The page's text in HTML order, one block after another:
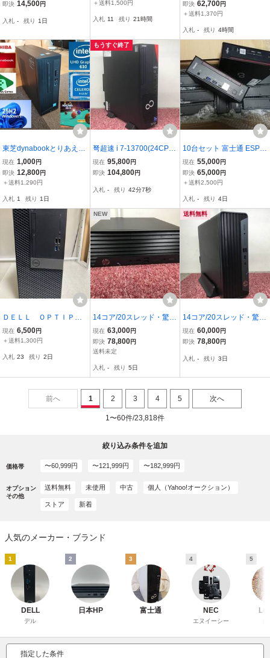
使用OK #B92
即決 14,500円
入札 - 残り 1日
＋送料1,500円
入札 11 残り 21時間
富士通 ESPRIMO D6012/
Hz Windows11 pro 64bit
即決 62,700円
＋送料1,370円
入札 - 残り 4時間
東芝dynabookとりあえず
正規のWindows11パソコ
ン快適動作品その①
現在 1,000円
即決 12,800円
＋送料1,290円
入札 1 残り 1日
もうすぐ終了
弩超速 i 7-13700(24CPU)
+大容量ストレージ+初期
設定済み★D7012/NX★C
SD512GB+HDD1TB★Wi
nal
現在 95,800円
即決 104,800円
入札 - 残り 42分6秒
10台セット 富士通 ESPRI
MO Q7010/E /第10世代/
CPU.メモリ.SSD 無し/ 通
電・BIOS確認OK / 現状品
現在 55,000円
即決 65,000円
＋送料2,500円
入札 - 残り 4日
ＤＥＬＬ ＯＰＴＩＰＬ
ＥＸ ７０６０ＭＴ ｉ
５－８５００ ２４０Ｇ
現在 6,500円
＋送料1,300円
入札 23 残り 2日
NEW
14コア/20スレッド・驚
速！13世代★HP Pro SFF
400 G9②★Core i 5-1350
0+M8GB★SSD256GB+H
021Proplus
現在 63,000円
即決 78,800円
送料未定
入札 - 残り 5日
送料無料
14コア/20スレッド・驚
速！13世代★HP Pro SFF
400 G9★Core i 5-13500
DD2.0TB+Win11+office2
現在 60,000円
即決 78,800円
入札 - 残り 3日
前へ 1 2 3 4 5 次へ
1〜60件/23,818件
絞り込み条件を追加
価格帯 〜60,999円 〜121,999円 〜182,999円
オプション
その他
送料無料 未使用 中古 個人（Yahoo!オークション）
ストア 新着
人気のメーカー・ブランド
1
DELL
デル
2
日本HP
3
富士通
4
NEC
エヌイーシー
5
指定した条件